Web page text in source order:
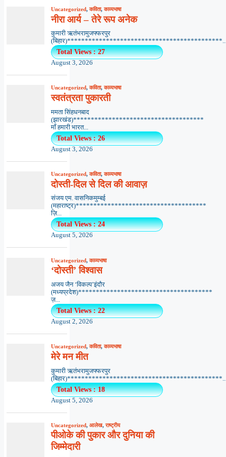
Uncategorized,कविता,काव्यभाषा
नीरा आर्य – तेरे रूप अनेक
कुमारी ऋतंभरामुजफ्फरपुर
Total Views : 27
August 3, 2026
Uncategorized,कविता,काव्यभाषा
स्वतंत्रता पुकारती
ममता सिंहधनबाद
(झारखंड)*************************************
माँ हमारी भारत...
Total Views : 26
August 3, 2026
Uncategorized,कविता,काव्यभाषा
दोस्ती-दिल से दिल की आवाज़
संजय एम. वासनिकमुम्बई
(महाराष्ट्र)*************************************
ज़ि...
Total Views : 24
August 5, 2026
Uncategorized,काव्यभाषा
‘दोस्ती’ विश्वास
अजय जैन ‘विकल्प’इंदौर
(मध्यप्रदेश)**************************************
ज़...
Total Views : 22
August 2, 2026
Uncategorized,कविता,काव्यभाषा
मेरे मन मीत
कुमारी ऋतंभरामुजफ्फरपुर
Total Views : 18
August 5, 2026
Uncategorized, आलेख,राष्ट्रीय
पीओके की पुकार और दुनिया की
जिम्मेदारी